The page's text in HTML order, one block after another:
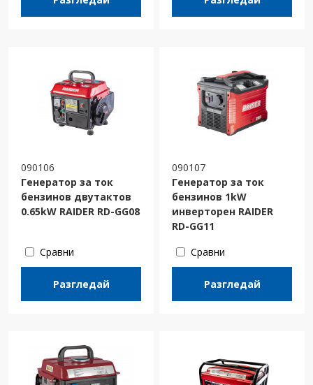
090106
Генератор за ток
бензинов двутактов
0.65kW RAIDER RD-GG08
Сравни
Разгледай
090107
Генератор за ток
бензинов 1kW
инверторен RAIDER
RD-GG11
Сравни
Разгледай